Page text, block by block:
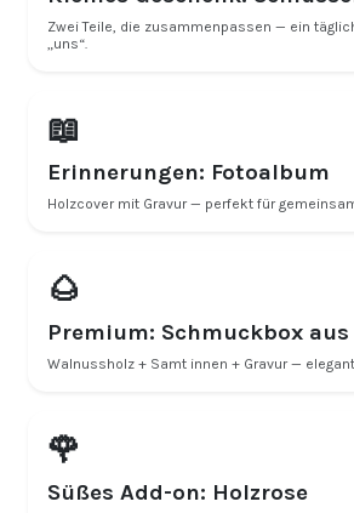
Zwei Teile, die zusammenpassen — ein
„uns“.
📖
Erinnerungen: Fotoalbum
Holzcover mit Gravur — perfekt für
🌰
Premium: Schmuckbox
Walnussholz + Samt innen + Gravur —
🌹
Süßes Add-on: Holzrose